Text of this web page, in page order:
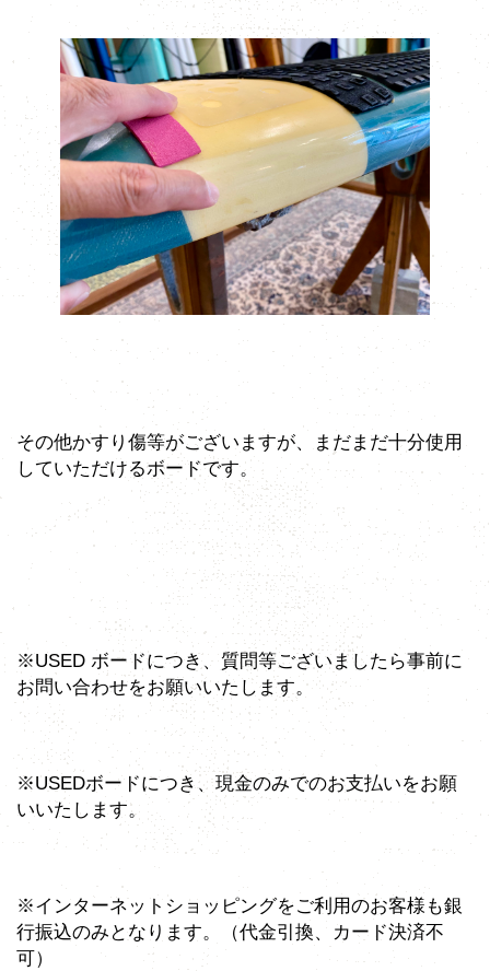
その他かすり傷等がございますが、まだまだ十分使用
していただけるボードです。
※USED ボードにつき、質問等ございましたら事前に
お問い合わせをお願いいたします。
※USEDボードにつき、現金のみでのお支払いをお願
いいたします。
※インターネットショッピングをご利用のお客様も銀
行振込のみとなります。（代金引換、カード決済不
可）